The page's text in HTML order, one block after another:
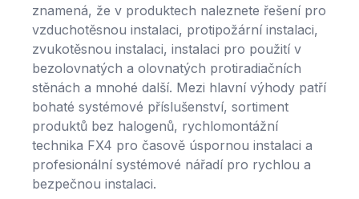
znamená, že v produktech naleznete řešení pro
vzduchotěsnou instalaci, protipožární instalaci,
zvukotěsnou instalaci, instalaci pro použití v
bezolovnatých a olovnatých protiradiačních
stěnách a mnohé další. Mezi hlavní výhody patří
bohaté systémové příslušenství, sortiment
produktů bez halogenů, rychlomontážní
technika FX4 pro časově úspornou instalaci a
profesionální systémové nářadí pro rychlou a
bezpečnou instalaci.